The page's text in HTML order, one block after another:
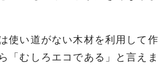
使い道がない木材を利用して作
「むしろエコである」と言えま